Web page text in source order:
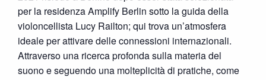
per la residenza Amplify Berlin sotto la guida della
violoncellista Lucy Railton; qui trova un’atmosfera
ideale per attivare delle connessioni internazionali.
Attraverso una ricerca profonda sulla materia del
suono e seguendo una molteplicità di pratiche, come